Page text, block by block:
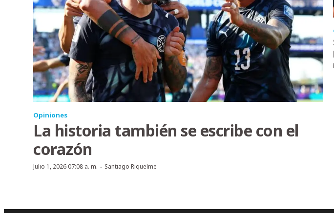
Opiniones
La historia también se escribe con el
corazón
Julio 1, 2026 07:08 a. m. · Santiago Riquelme